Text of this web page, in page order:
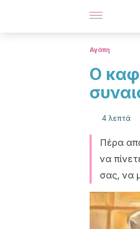
Αγάπη
Ο
4 λεπτά
Πέρα
να
σας, να